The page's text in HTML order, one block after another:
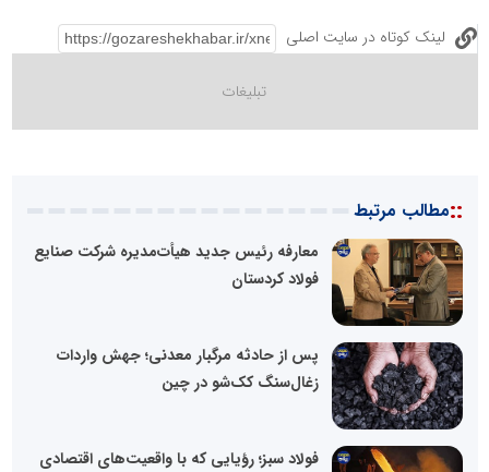
لینک کوتاه در سایت اصلی
::مطالب مرتبط
معارفه رئیس جدید هیأت‌مدیره شرکت صنایع
فولاد کردستان
پس از حادثه مرگبار معدنی؛ جهش واردات
زغال‌سنگ کک‌شو در چین
فولاد سبز؛ رؤیایی که با واقعیت‌های اقتصادی